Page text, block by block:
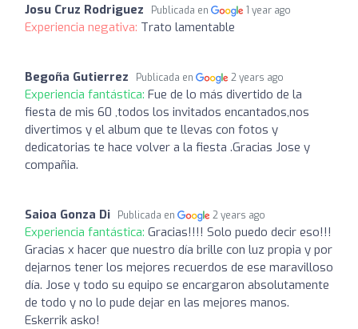
Josu Cruz Rodriguez Publicada en 1 year ago
Experiencia negativa: Trato lamentable
Begoña Gutierrez Publicada en 2 years ago
Experiencia fantástica: Fue de lo más divertido de la
fiesta de mis 60 ,todos los invitados encantados,nos
divertimos y el album que te llevas con fotos y
dedicatorias te hace volver a la fiesta .Gracias Jose y
compañia.
Saioa Gonza Di Publicada en 2 years ago
Experiencia fantástica: Gracias!!!! Solo puedo decir eso!!!
Gracias x hacer que nuestro día brille con luz propia y por
dejarnos tener los mejores recuerdos de ese maravilloso
día. Jose y todo su equipo se encargaron absolutamente
de todo y no lo pude dejar en las mejores manos.
Eskerrik asko!